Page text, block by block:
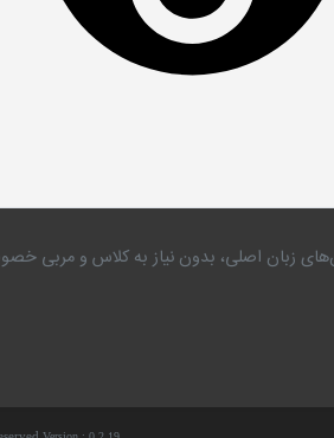
زبان اصلی، بدون نیاز به کلاس و مربی